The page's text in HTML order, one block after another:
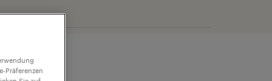
Präferenzen